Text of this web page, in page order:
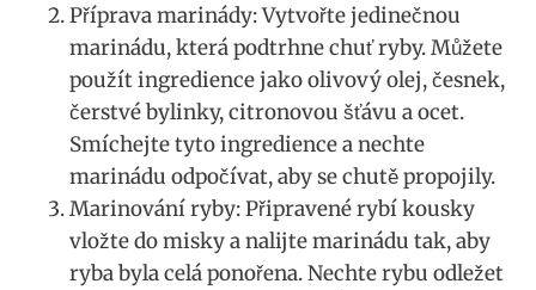
Příprava marinády: Vytvořte jedinečnou
marinádu, která podtrhne chuť ryby. Můžete
použít ingredience jako olivový olej, česnek,
čerstvé bylinky, citronovou šťávu a ocet.
Smíchejte tyto ingredience a nechte
marinádu odpočívat, aby se chutě propojily.
Marinování ryby: Připravené rybí kousky
vložte do misky a nalijte marinádu tak, aby
ryba byla celá ponořena. Nechte rybu odležet